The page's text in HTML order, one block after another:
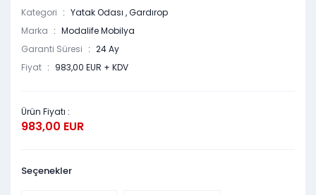
Kategori Yatak Odası ,Gardırop
Marka
Modalife Mobilya
Garanti Süresi
24 Ay
Fiyat
983,00 EUR + KDV
Ürün Fiyatı :
983,00 EUR
Seçenekler